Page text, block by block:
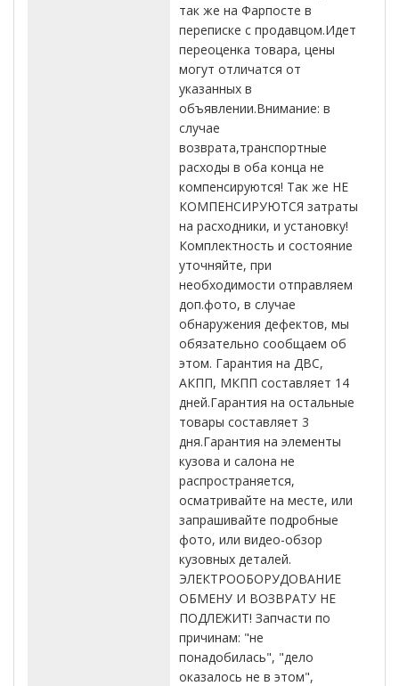
так же на Фарпосте в
переписке с продавцом.Идет
переоценка товара, цены
могут отличатся от
указанных в
объявлении.Внимание: в
случае
возврата,транспортные
расходы в оба конца не
компенсируются! Так же НЕ
КОМПЕНСИРУЮТСЯ затраты
на расходники, и установку!
Комплектность и состояние
уточняйте, при
необходимости отправляем
доп.фото, в случае
обнаружения дефектов, мы
обязательно сообщаем об
этом. Гарантия на ДВС,
АКПП, МКПП составляет 14
дней.Гарантия на остальные
товары составляет 3
дня.Гарантия на элементы
кузова и салона не
распространяется,
осматривайте на месте, или
запрашивайте подробные
фото, или видео-обзор
кузовных деталей.
ЭЛЕКТРООБОРУДОВАНИЕ
ОБМЕНУ И ВОЗВРАТУ НЕ
ПОДЛЕЖИТ! Запчасти по
причинам: "не
понадобилась", "дело
оказалось не в этом",